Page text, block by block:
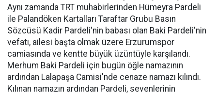
Aynı zamanda TRT muhabirlerinden Hümeyra Pardeli
ile Palandöken Kartalları Taraftar Grubu Basın
Sözcüsü Kadir Pardeli'nin babası olan Baki Pardeli'nin
vefatı, ailesi başta olmak üzere Erzurumspor
camiasında ve kentte büyük üzüntüyle karşılandı.
Merhum Baki Pardeli için bugün öğle namazının
ardından Lalapaşa Camisi'nde cenaze namazı kılındı.
Kılınan namazın ardından Pardeli, sevenlerinin